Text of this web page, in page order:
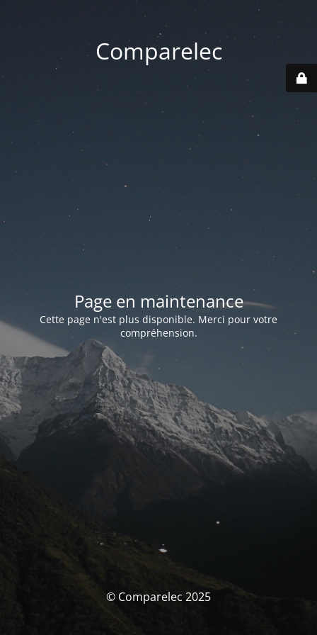
Comparelec
Page en maintenance
Cette page n'est plus disponible. Merci pour votre
compréhension.
© Comparelec 2025